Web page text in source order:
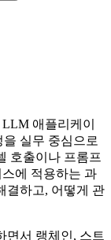
애플리케이
실무 중심으로
호출이나 프롬프
에 적용하는 과
결하고, 어떻게 관
면서 랭체인, 스트